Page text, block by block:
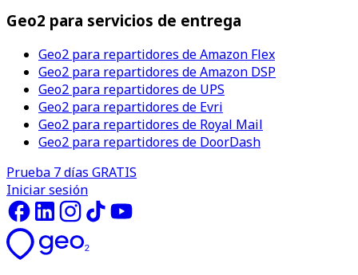
Geo2 para servicios de entrega
Geo2 para repartidores de Amazon Flex
Geo2 para repartidores de Amazon DSP
Geo2 para repartidores de UPS
Geo2 para repartidores de Evri
Geo2 para repartidores de Royal Mail
Geo2 para repartidores de DoorDash
Prueba 7 días GRATIS
Iniciar sesión